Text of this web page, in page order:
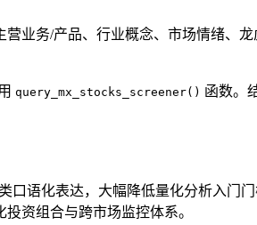
业务/产品、行业概念、市场情绪、
query_mx_stocks_screener() 函数。
口语化表达，大幅降低量化分析入门门
资组合与跨市场监控体系。